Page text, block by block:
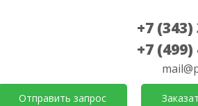
+7 (343)
+7 (499)
Отправить запрос